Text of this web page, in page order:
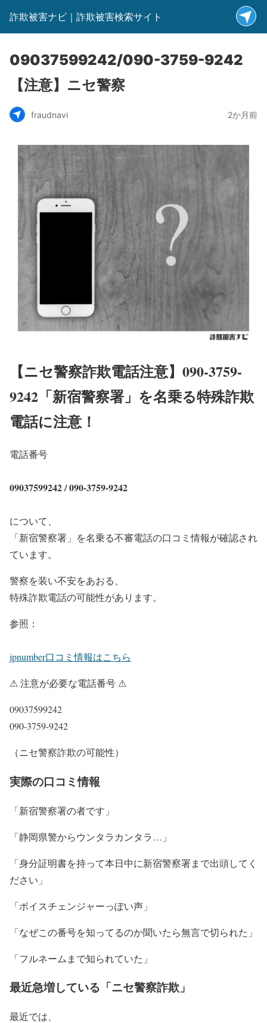
詐欺被害ナビ｜詐欺被害検索サイト
09037599242/090-3759-9242
【注意】ニセ警察
fraudnavi 2か月前
【ニセ警察詐欺電話注意】090-3759-
9242「新宿警察署」を名乗る特殊詐欺
電話に注意！
電話番号
09037599242 / 090-3759-9242
について、
「新宿警察署」を名乗る不審電話の口コミ情報が確認され
ています。
警察を装い不安をあおる、
特殊詐欺電話の可能性があります。
参照：
jpnumber口コミ情報はこちら
⚠ 注意が必要な電話番号 ⚠
09037599242
090-3759-9242
（ニセ警察詐欺の可能性）
実際の口コミ情報
「新宿警察署の者です」
「静岡県警からウンタラカンタラ…」
「身分証明書を持って本日中に新宿警察署まで出頭してく
ださい」
「ボイスチェンジャーっぽい声」
「なぜこの番号を知ってるのか聞いたら無言で切られた」
「フルネームまで知られていた」
最近急増している「ニセ警察詐欺」
最近では、